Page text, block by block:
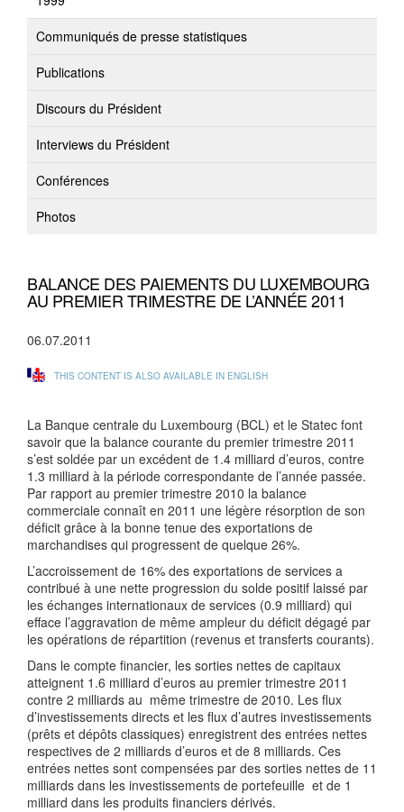
Communiqués de presse statistiques
Publications
Discours du Président
Interviews du Président
Conférences
Photos
BALANCE DES PAIEMENTS DU LUXEMBOURG
AU PREMIER TRIMESTRE DE L’ANNÉE 2011
06.07.2011
THIS CONTENT IS ALSO AVAILABLE IN ENGLISH
La Banque centrale du Luxembourg (BCL) et le Statec font
savoir que la balance courante du premier trimestre 2011
s’est soldée par un excédent de 1.4 milliard d’euros, contre
1.3 milliard à la période correspondante de l’année passée.
Par rapport au premier trimestre 2010 la balance
commerciale connaît en 2011 une légère résorption de son
déficit grâce à la bonne tenue des exportations de
marchandises qui progressent de quelque 26%.
L’accroissement de 16% des exportations de services a
contribué à une nette progression du solde positif laissé par
les échanges internationaux de services (0.9 milliard) qui
efface l’aggravation de même ampleur du déficit dégagé par
les opérations de répartition (revenus et transferts courants).
Dans le compte financier, les sorties nettes de capitaux
atteignent 1.6 milliard d’euros au premier trimestre 2011
contre 2 milliards au même trimestre de 2010. Les flux
d’investissements directs et les flux d’autres investissements
(prêts et dépôts classiques) enregistrent des entrées nettes
respectives de 2 milliards d’euros et de 8 milliards. Ces
entrées nettes sont compensées par des sorties nettes de 11
milliards dans les investissements de portefeuille et de 1
milliard dans les produits financiers dérivés.